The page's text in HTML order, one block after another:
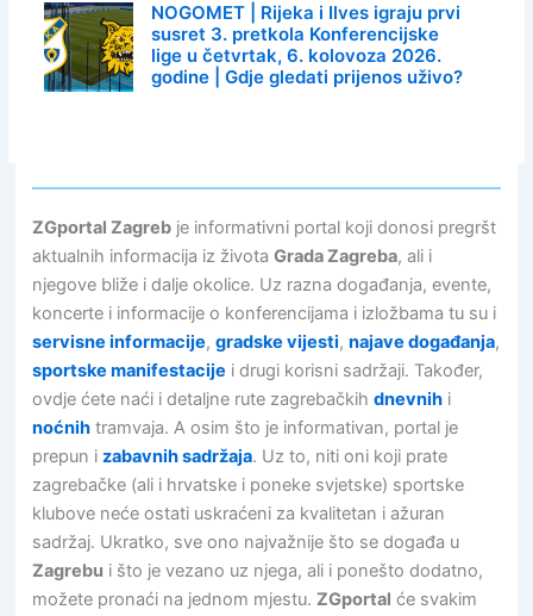
NOGOMET | Rijeka i Ilves igraju prvi
susret 3. pretkola Konferencijske
lige u četvrtak, 6. kolovoza 2026.
godine | Gdje gledati prijenos uživo?
ZGportal Zagreb je informativni portal koji donosi pregršt
aktualnih informacija iz životaGrada Zagreba, ali i
njegove bliže i dalje okolice. Uz razna događanja, evente,
koncerte i informacije o konferencijama i izložbama tu su i
servisne informacije,gradske vijesti,najave događanja,
sportske manifestacije i drugi korisni sadržaji. Također,
ovdje ćete naći i detaljne rute zagrebačkihdnevnih i
noćnih tramvaja. A osim što je informativan, portal je
prepun izabavnih sadržaja. Uz to, niti oni koji prate
zagrebačke (ali i hrvatske i poneke svjetske) sportske
klubove neće ostati uskraćeni za kvalitetan i ažuran
sadržaj. Ukratko, sve ono najvažnije što se događa u
Zagrebu i što je vezano uz njega, ali i ponešto dodatno,
možete pronaći na jednom mjestu.ZGportal će svakim